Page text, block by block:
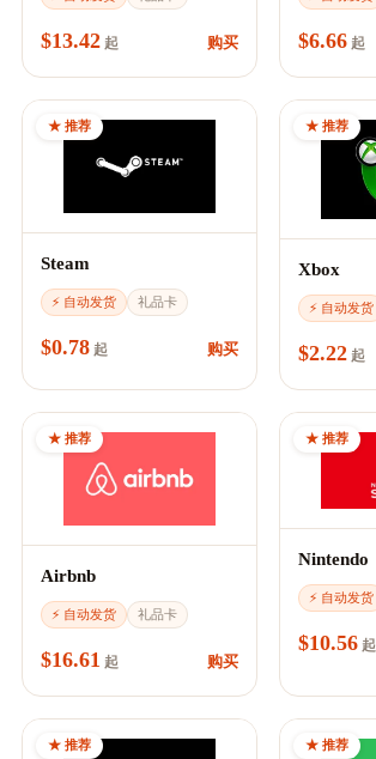
$13.42 起 购买 $6.66 起
★ 推荐
Steam
⚡ 自动发货 礼品卡
$0.78 起 购买
★ 推荐
Xbox
⚡ 自动发货
$2.22 起
★ 推荐
Airbnb
⚡ 自动发货 礼品卡
$16.61 起 购买
★ 推荐
Nintendo
⚡ 自动发货
$10.56 起
★ 推荐 ★ 推荐